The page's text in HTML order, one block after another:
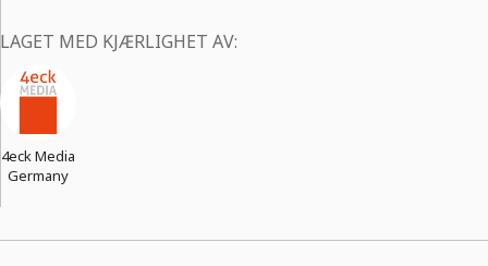
LAGET MED KJÆRLIGHET AV:
4eck Media
Germany